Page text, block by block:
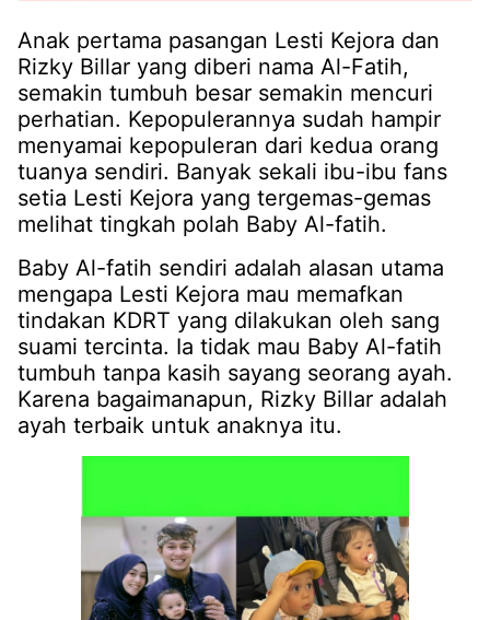
Anak pertama pasangan Lesti Kejora dan
Rizky Billar yang diberi nama Al-Fatih,
semakin tumbuh besar semakin mencuri
perhatian. Kepopulerannya sudah hampir
menyamai kepopuleran dari kedua orang
tuanya sendiri. Banyak sekali ibu-ibu fans
setia Lesti Kejora yang tergemas-gemas
melihat tingkah polah Baby Al-fatih.
Baby Al-fatih sendiri adalah alasan utama
mengapa Lesti Kejora mau memafkan
tindakan KDRT yang dilakukan oleh sang
suami tercinta. Ia tidak mau Baby Al-fatih
tumbuh tanpa kasih sayang seorang ayah.
Karena bagaimanapun, Rizky Billar adalah
ayah terbaik untuk anaknya itu.